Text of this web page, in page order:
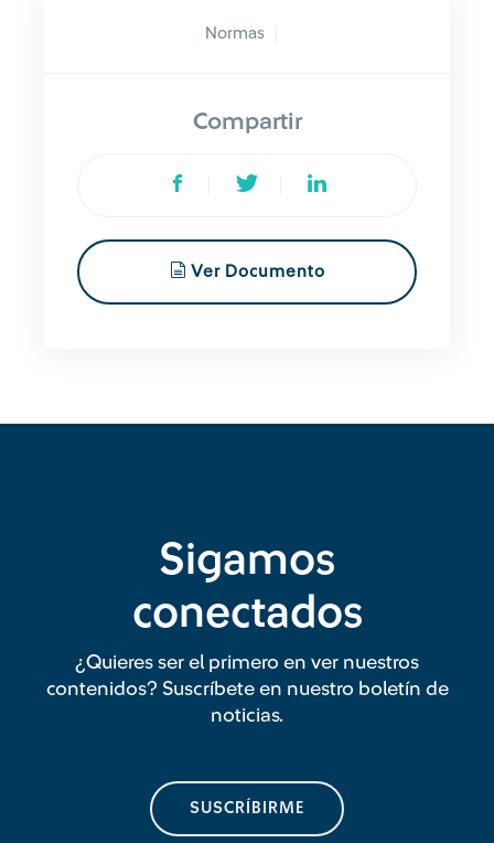
Normas
Compartir
Ver Documento
Sigamos
conectados
¿Quieres ser el primero en ver nuestros
contenidos? Suscríbete en nuestro boletín de
noticias.
SUSCRÍBIRME